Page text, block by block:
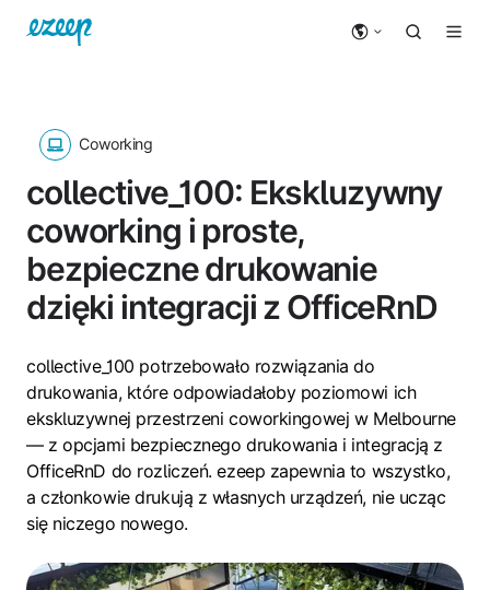
Coworking
collective_100: Ekskluzywny
coworking i proste,
bezpieczne drukowanie
dzięki integracji z OfficeRnD
collective_100 potrzebowało rozwiązania do
drukowania, które odpowiadałoby poziomowi ich
ekskluzywnej przestrzeni coworkingowej w Melbourne
— z opcjami bezpiecznego drukowania i integracją z
OfficeRnD do rozliczeń. ezeep zapewnia to wszystko,
a członkowie drukują z własnych urządzeń, nie ucząc
się niczego nowego.